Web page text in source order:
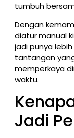
tumbuh
Dengan
diatur manual
jadi punya
tantangan
memperkaya
waktu.
Jadi